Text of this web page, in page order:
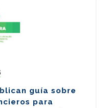
guía sobre
para